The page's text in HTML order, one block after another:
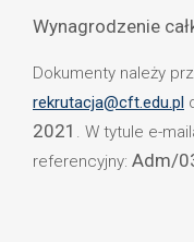
Wynagrodzenie
Dokumenty należy
rekrutacja@cft.edu.pl
2021 . W tytule e-
referencyjny: Adm/